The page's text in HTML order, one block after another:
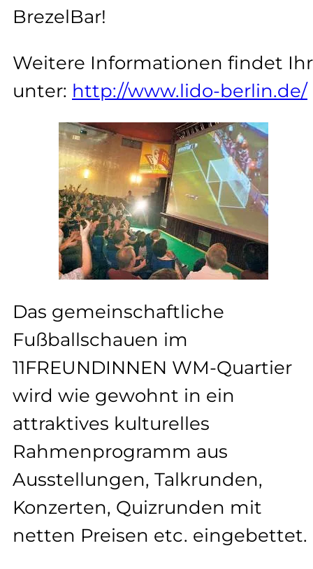
BrezelBar!
Weitere Informationen findet Ihr
unter: http://www.lido-berlin.de/
Das gemeinschaftliche
Fußballschauen im
11FREUNDINNEN WM-Quartier
wird wie gewohnt in ein
attraktives kulturelles
Rahmenprogramm aus
Ausstellungen, Talkrunden,
Konzerten, Quizrunden mit
netten Preisen etc. eingebettet.